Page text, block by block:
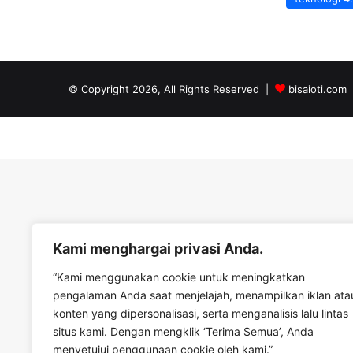
Kami menghargai privasi Anda.
“Kami menggunakan cookie untuk meningkatkan
pengalaman Anda saat menjelajah, menampilkan iklan
konten yang dipersonalisasi, serta menganalisis lalu lintas
situs kami. Dengan mengklik ‘Terima Semua’, Anda
menyetujui penggunaan cookie oleh kami.”
© Copyright 2026, All Rights Reserved | bisaioti.com